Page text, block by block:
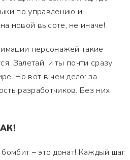
по управлению и
новой высоте, не иначе!
персонажей такие
Залетай, и ты почти сразу
Но вот в чем дело: за
разработчиков. Без них
– это донат! Каждый шаг